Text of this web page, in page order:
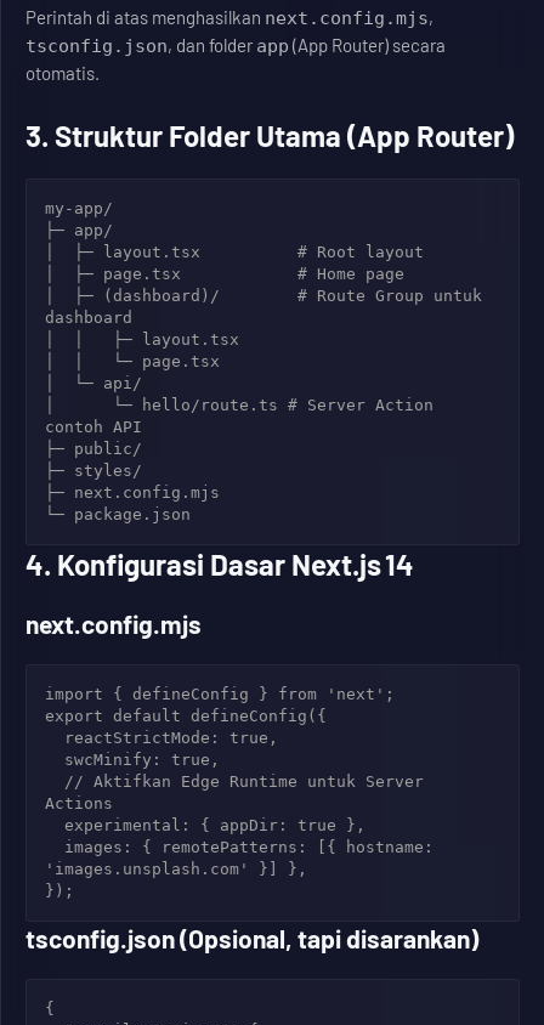
Perintah di atas menghasilkan next.config.mjs,
tsconfig.json, dan folder app (App Router) secara
otomatis.
3. Struktur Folder Utama (App Router)
my-app/
├─ app/
│  ├─ layout.tsx          # Root layout
│  ├─ page.tsx            # Home page
│  ├─ (dashboard)/        # Route Group untuk
dashboard
│  │   ├─ layout.tsx
│  │   └─ page.tsx
│  └─ api/
│      └─ hello/route.ts # Server Action
contoh API
├─ public/
├─ styles/
├─ next.config.mjs
4. Konfigurasi Dasar Next.js 14
next.config.mjs
import { defineConfig } from 'next';
export default defineConfig({
Actions
'images.unsplash.com' }] },
tsconfig.json (Opsional, tapi disarankan)
{